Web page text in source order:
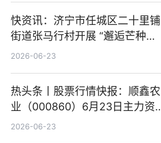
快资讯：济宁市任城区二十里铺
街道张马行村开展 “邂逅芒种节
气 传承农耕文化” 宣传活动
2026-06-23
热头条丨股票行情快报：顺鑫农
业（000860）6月23日主力资
金净卖出388.22万元
2026-06-23